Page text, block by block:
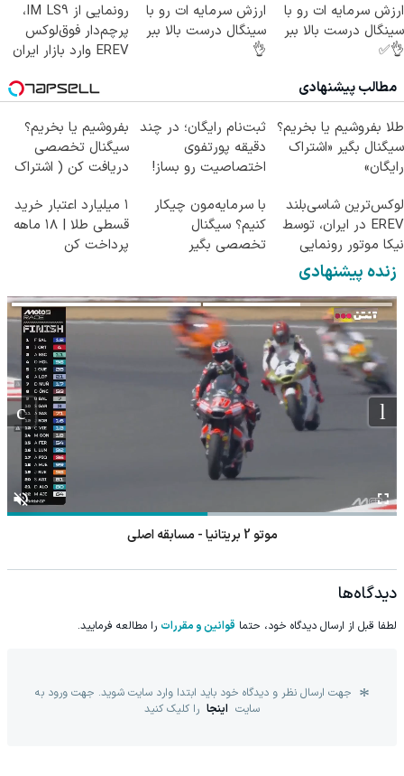
ارزش سرمایه ات رو با
سینگال درست بالا ببر
👌✅
ارزش سرمایه ات رو با
سینگال درست بالا ببر
👌
رونمایی از IM LS9،
پرچم‌دار فوق‌لوکس
EREV وارد بازار ایران
مطالب پیشنهادی
طلا بفروشیم یا بخریم؟
سیگنال بگیر «اشتراک
رایگان»
ثبت‌نام رایگان؛ در چند
دقیقه پورتفوی
اختصاصیت رو بساز!
بفروشیم یا بخریم؟
سیگنال تخصصی
دریافت کن ( اشتراک
لوکس‌ترین شاسی‌بلند
EREV در ایران، توسط
نیکا موتور رونمایی
شد!
با سرمایه‌مون چیکار
کنیم؟ سیگنال
تخصصی بگیر
۱ میلیارد اعتبار خرید
قسطی طلا | ۱۸ ماهه
پرداخت کن
زنده پیشنهادی
موتو 2 بریتانیا - مسابقه اصلی
دیدگاه‌ها
لطفا قبل از ارسال دیدگاه خود، حتما قوانین و مقررات را مطالعه فرمایید.
جهت ارسال نظر و دیدگاه خود باید ابتدا وارد سایت شوید. جهت ورود به
سایت اینجا را کلیک کنید